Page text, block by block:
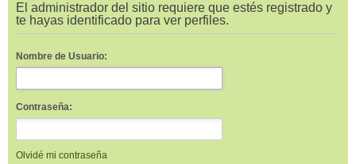
El administrador del sitio requiere que estés registrado y
te hayas identificado para ver perfiles.
Nombre de Usuario:
Contraseña:
Olvidé mi contraseña